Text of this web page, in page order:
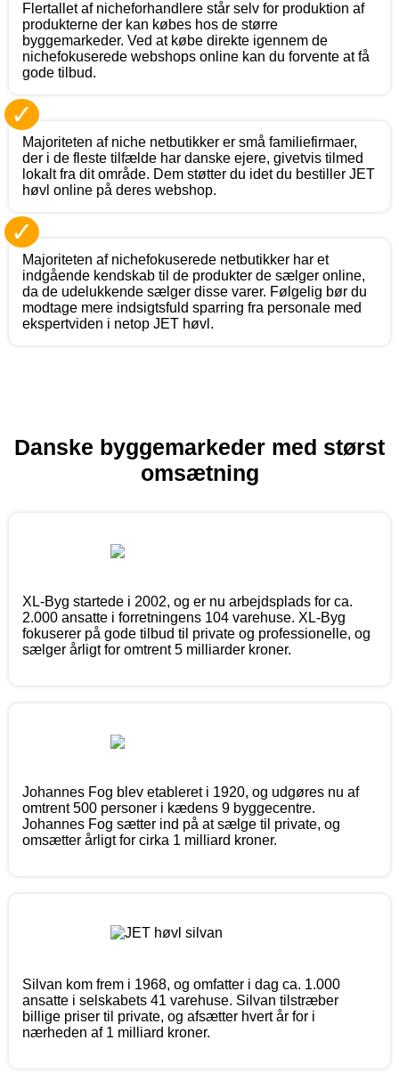
Flertallet af nicheforhandlere står selv for produktion af
produkterne der kan købes hos de større
byggemarkeder. Ved at købe direkte igennem de
nichefokuserede webshops online kan du forvente at få
gode tilbud.
✓
Majoriteten af niche netbutikker er små familiefirmaer,
der i de fleste tilfælde har danske ejere, givetvis tilmed
lokalt fra dit område. Dem støtter du idet du bestiller JET
høvl online på deres webshop.
✓
Majoriteten af nichefokuserede netbutikker har et
indgående kendskab til de produkter de sælger online,
da de udelukkende sælger disse varer. Følgelig bør du
modtage mere indsigtsfuld sparring fra personale med
ekspertviden i netop JET høvl.
Danske byggemarkeder med størst
omsætning
XL-Byg startede i 2002, og er nu arbejdsplads for ca.
2.000 ansatte i forretningens 104 varehuse. XL-Byg
fokuserer på gode tilbud til private og professionelle, og
sælger årligt for omtrent 5 milliarder kroner.
Johannes Fog blev etableret i 1920, og udgøres nu af
omtrent 500 personer i kædens 9 byggecentre.
Johannes Fog sætter ind på at sælge til private, og
omsætter årligt for cirka 1 milliard kroner.
Silvan kom frem i 1968, og omfatter i dag ca. 1.000
ansatte i selskabets 41 varehuse. Silvan tilstræber
billige priser til private, og afsætter hvert år for i
nærheden af 1 milliard kroner.